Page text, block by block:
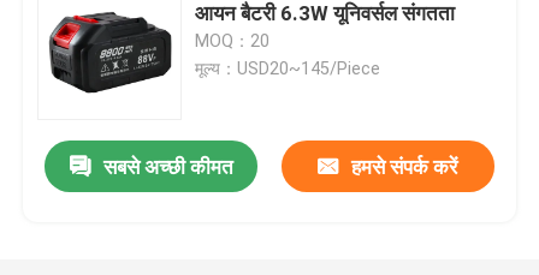
उत्पादों
वीडियो
आयन बैटरी 6.3W यूनिवर्सल संगतता
MOQ：20
मूल्य：USD20~145/Piece
सबसे अच्छी कीमत हमसे संपर्क करें
ODM लिथियम आयन बैटरी पैक 200mAh 7.4V इलेक्ट्रिक स्कूटर उपयोग